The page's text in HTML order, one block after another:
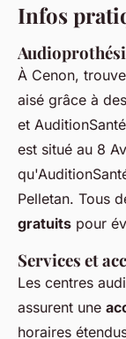
Infos
À Cenon,
aisé grâce à
et
est situé au 8
Pelletan. Tous
gratuits pour
Services et
Les centres
assurent une
horaires